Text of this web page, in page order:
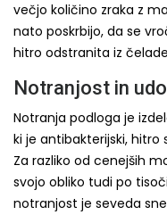
večjo količino zraka z
nato poskrbijo, da se
hitro odstranita iz
Notranjost in
Notranja podloga je
ki je antibakterijski,
Za razliko od cenejših
svojo obliko tudi po
notranjost je seveda